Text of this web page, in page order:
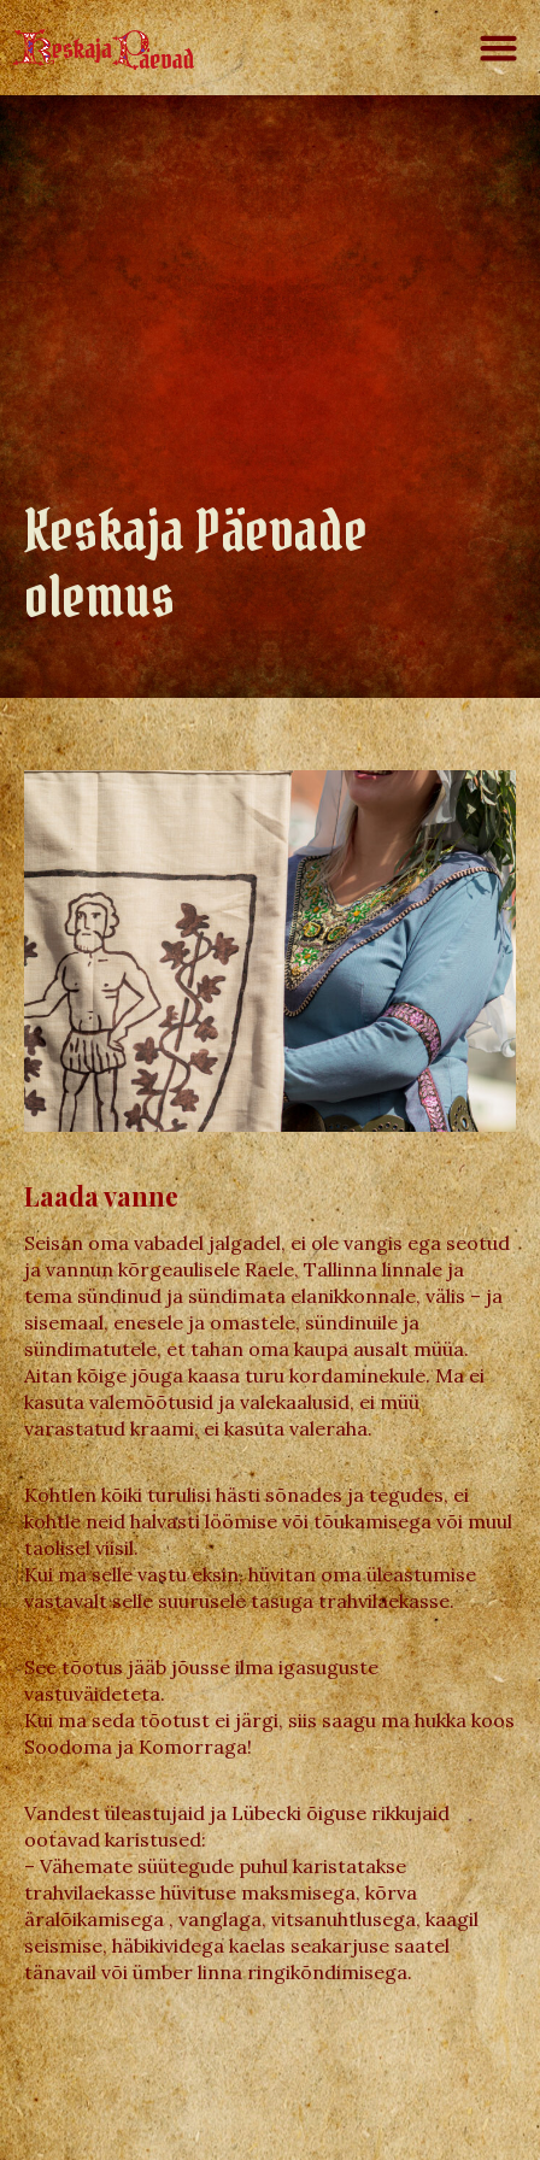
Keskaja Päevade
olemus
Laada vanne
Seisan oma vabadel jalgadel, ei ole vangis ega seotud
ja vannun kõrgeaulisele Raele, Tallinna linnale ja
tema sündinud ja sündimata elanikkonnale, välis – ja
sisemaal, enesele ja omastele, sündinuile ja
sündimatutele, et tahan oma kaupa ausalt müüa.
Aitan kõige jõuga kaasa turu kordaminekule. Ma ei
kasuta valemõõtusid ja valekaalusid, ei müü
varastatud kraami, ei kasuta valeraha.
Kohtlen kõiki turulisi hästi sõnades ja tegudes, ei
kohtle neid halvasti löömise või tõukamisega või muul
taolisel viisil.
Kui ma selle vastu eksin, hüvitan oma üleastumise
vastavalt selle suurusele tasuga trahvilaekasse.
See tõotus jääb jõusse ilma igasuguste
vastuväideteta.
Kui ma seda tõotust ei järgi, siis saagu ma hukka koos
Soodoma ja Komorraga!
Vandest üleastujaid ja Lübecki õiguse rikkujaid
ootavad karistused:
– Vähemate süütegude puhul karistatakse
trahvilaekasse hüvituse maksmisega, kõrva
äralõikamisega , vanglaga, vitsanuhtlusega, kaagil
seismise, häbikividega kaelas seakarjuse saatel
tänavail või ümber linna ringikõndimisega.